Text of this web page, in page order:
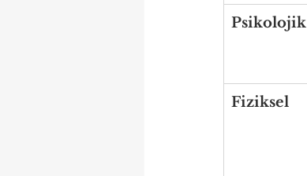
Psikolojik
Fiziksel